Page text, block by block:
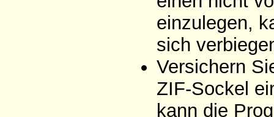
einzulegen,
sich
Versichern
ZIF-Sockel
kann die